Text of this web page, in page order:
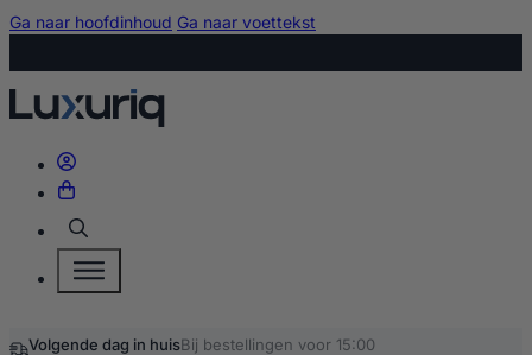
Ga naar hoofdinhoud Ga naar voettekst
Zoeken
Volgende dag in huisBij bestellingen voor 15:00